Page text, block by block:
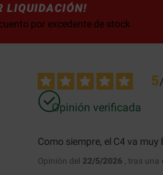
LIQUIDACIÓN!
por excedente de stock
5
Opinión verificada
Como siempre, el C4 va muy
Opinión del 22/5/2026 , tras una